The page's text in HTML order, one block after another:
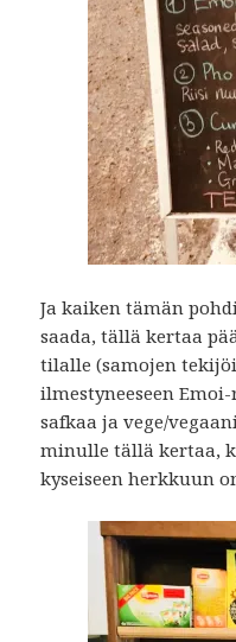
Ja kaiken tämän
saada, tällä kertaa
tilalle (samojen
ilmestyneeseen
safkaa ja vege/
minulle tällä kertaa,
kyseiseen herkkuun